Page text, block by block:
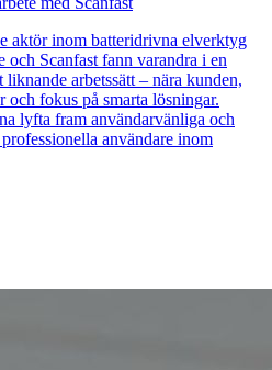
aktör inom batteridrivna elverktyg
Scanfast fann varandra i en
liknande arbetssätt – nära kunden,
och fokus på smarta lösningar.
lyfta fram användarvänliga och
användare inom